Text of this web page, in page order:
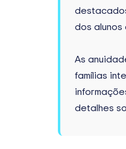
dos alunos
As
famílias
detalhes